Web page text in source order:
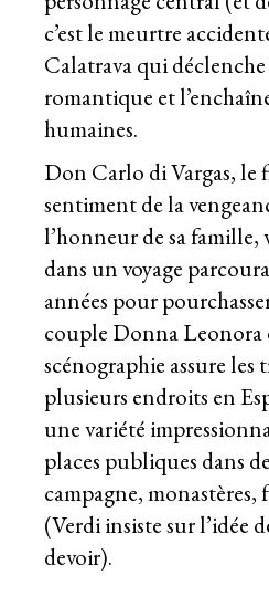
c’est le meurtre
Calatrava qui
romantique et
humaines.
Don Carlo di Vargas, le
sentiment de la
l’honneur de sa famille,
dans un voyage
années pour
couple Donna
scénographie assure
plusieurs endroits en
une variété
places publiques dans
campagne,
(Verdi insiste sur l’idée
devoir).